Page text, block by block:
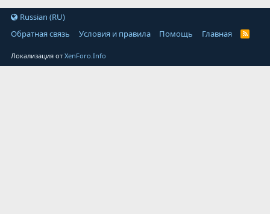
Russian (RU)
Обратная связь
Условия и правила Помощь Главная
Локализация отXenForo.Info